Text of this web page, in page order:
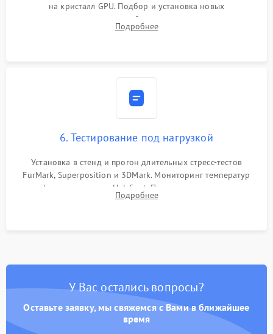
на кристалл GPU. Подбор и установка новых
термопрокладок правильной толщины на память и цепи
питания. Монтаж радиатора и бэкплейта, подключение и
Подробнее
6. Тестирование под нагрузкой
Установка в стенд и прогон длительных стресс-тестов
FurMark, Superposition и 3DMark. Мониторинг температур
графического чипа и Hot Spot. Проверка на отсутствие
артефактов изображения, вылетов драйвера и зависаний.
Подробнее
У Вас остались вопросы?
Оставьте заявку, мы свяжемся с Вами в ближайшее
время